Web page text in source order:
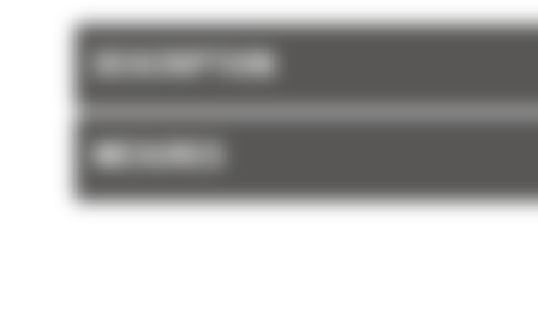
DESCRIPTION
MESURES